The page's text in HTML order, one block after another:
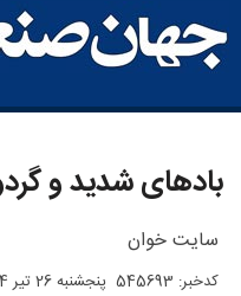
بادهای شدید و گردوخاک
سایت خوان
کدخبر: 545693 پنجشنبه 26 تیر 1404